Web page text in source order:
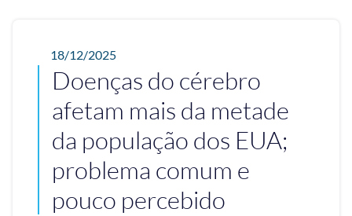
18/12/2025
Doenças do cérebro
afetam mais da metade
da população dos EUA;
problema comum e
pouco percebido